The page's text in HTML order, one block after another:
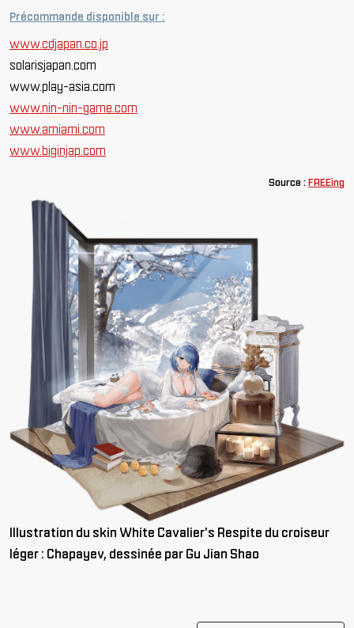
Précommande disponible sur :
www.cdjapan.co.jp
solarisjapan.com
www.play-asia.com
www.nin-nin-game.com
www.amiami.com
www.biginjap.com
Source :FREEing
Illustration du skin White Cavalier's Respite du croiseur
léger : Chapayev, dessinée par Gu Jian Shao